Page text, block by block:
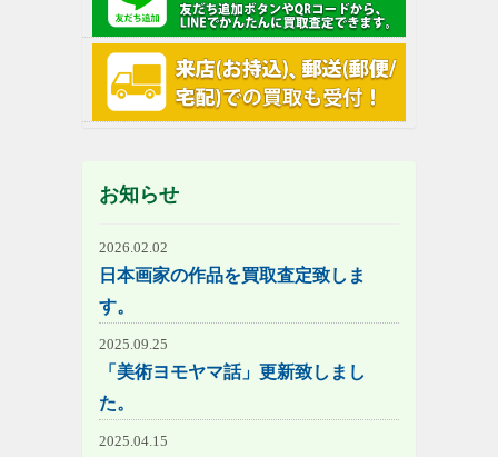
お知らせ
2026.02.02
日本画家の作品を買取査定致しま
す。
2025.09.25
「美術ヨモヤマ話」更新致しまし
た。
2025.04.15